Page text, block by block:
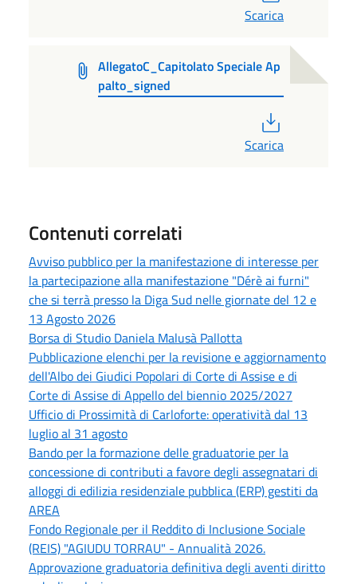
Scarica
AllegatoC_Capitolato Speciale Ap
palto_signed
Scarica
Contenuti correlati
Avviso pubblico per la manifestazione di interesse per
la partecipazione alla manifestazione "Dérè ai furni"
che si terrà presso la Diga Sud nelle giornate del 12 e
13 Agosto 2026
Borsa di Studio Daniela Malusà Pallotta
Pubblicazione elenchi per la revisione e aggiornamento
dell'Albo dei Giudici Popolari di Corte di Assise e di
Corte di Assise di Appello del biennio 2025/2027
Ufficio di Prossimità di Carloforte: operatività dal 13
luglio al 31 agosto
Bando per la formazione delle graduatorie per la
concessione di contributi a favore degli assegnatari di
alloggi di edilizia residenziale pubblica (ERP) gestiti da
AREA
Fondo Regionale per il Reddito di Inclusione Sociale
(REIS) "AGIUDU TORRAU" - Annualità 2026.
Approvazione graduatoria definitiva degli aventi diritto